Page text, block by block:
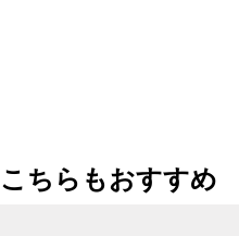
こちらもおすすめ